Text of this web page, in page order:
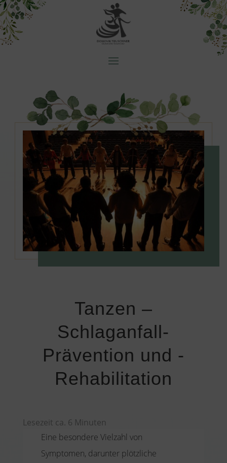
Tanzen –
Schlaganfall-
Prävention und -
Rehabilitation
Lesezeit ca. 6 Minuten
Eine besondere Vielzahl von
Symptomen, darunter plötzliche